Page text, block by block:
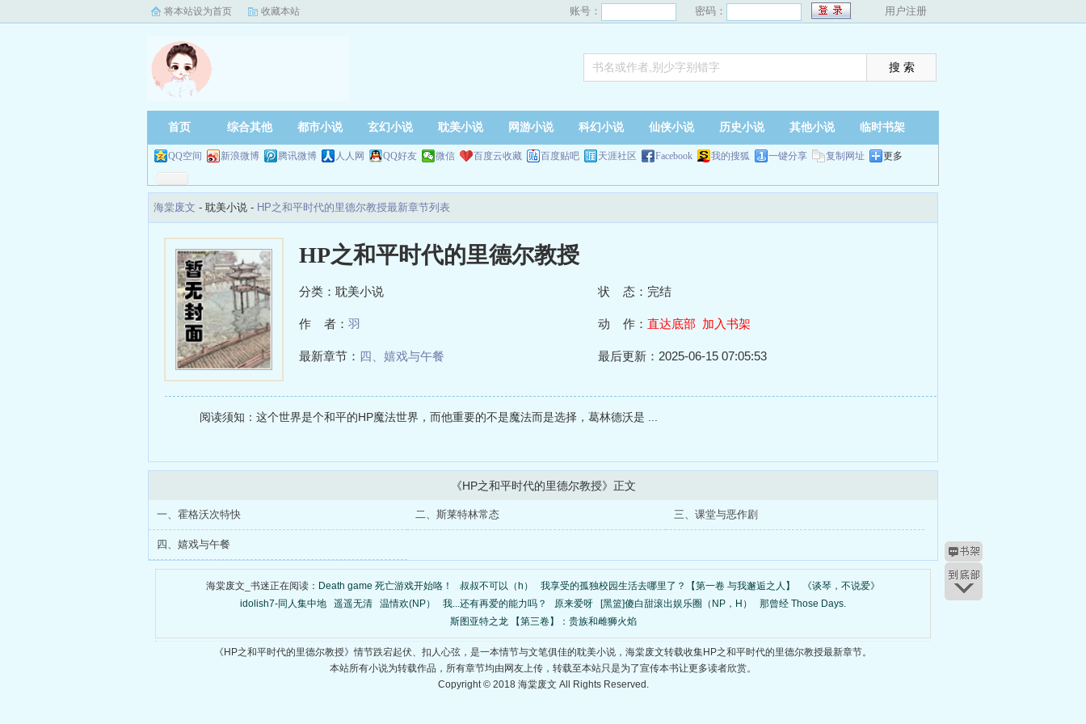
将本站设为首页 收藏本站 账号： 密码： 用户注册
首页 综合其他 都市小说 玄幻小说 耽美小说 网游小说 科幻小说 仙侠小说 历史小说 其他小说 临时书架
QQ空间 新浪微博 腾讯微博 人人网 QQ好友 微信 百度云收藏 百度贴吧 天涯社区 Facebook 我的搜狐 一键分享 复制网址 更多
海棠废文 - 耽美小说 - HP之和平时代的里德尔教授最新章节列表
HP之和平时代的里德尔教授
分类：耽美小说 状 态：完结
作 者： 羽 动 作： 直达底部 加入书架
最新章节： 四、嬉戏与午餐 最后更新：2025-06-15 07:05:53
阅读须知：这个世界是个和平的HP魔法世界，而他重要的不是魔法而是选择，葛林德沃是 ...
《HP之和平时代的里德尔教授》正文
一、霍格沃次特快 二、斯莱特林常态 三、课堂与恶作剧
四、嬉戏与午餐
海棠废文_书迷正在阅读： Death game 死亡游戏开始咯！ 叔叔不可以（h） 我享受的孤独校园生活去哪里了？【第一卷 与我邂逅之人】
《谈琴，不说爱》
idolish7-同人集中地
遥遥无清 温情欢(NP） 我...还有再爱的能力吗？ 原来爱呀 [黑篮]傻白甜滚出娱乐圈（NP，H）
那曾经 Those Days.
斯图亚特之龙 【第三卷】：贵族和雌狮火焰
《HP之和平时代的里德尔教授》情节跌宕起伏、扣人心弦，是一本情节与文笔俱佳的耽美小说，海棠废文转载收集HP之和平时代的里德尔教授最新章节。
本站所有小说为转载作品，所有章节均由网友上传，转载至本站只是为了宣传本书让更多读者欣赏。
Copyright © 2018 海棠废文 All Rights Reserved.